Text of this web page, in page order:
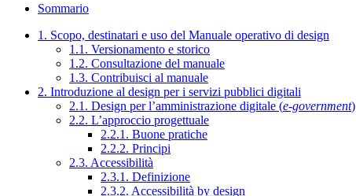
Sommario
1. Scopo, destinatari e uso del Manuale operativo di design
1.1. Versionamento e storico
1.2. Consultazione del manuale
1.3. Contribuisci al manuale
2. Introduzione al design per i servizi pubblici digitali
2.1. Design per l’amministrazione digitale (e-government)
2.2. L’approccio progettuale
2.2.1. Buone pratiche
2.2.2. Principi
2.3. Accessibilità
2.3.1. Definizione
2.3.2. Accessibilità by design